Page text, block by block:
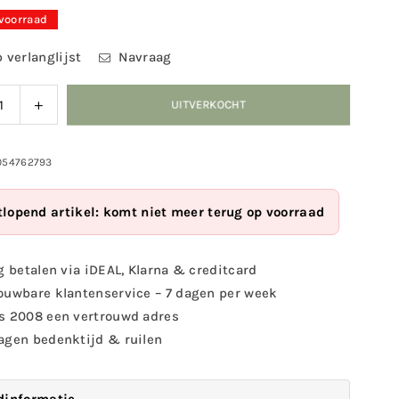
verlanglijst Navraag
Verhoog
de
voor
kat
UITVERKOCHT
artikel: komt niet meer terug op voorraad
betalen via iDEAL, Klarna & creditcard
klantenservice – 7 dagen per week
2008 een vertrouwd adres
bedenktijd & ruilen